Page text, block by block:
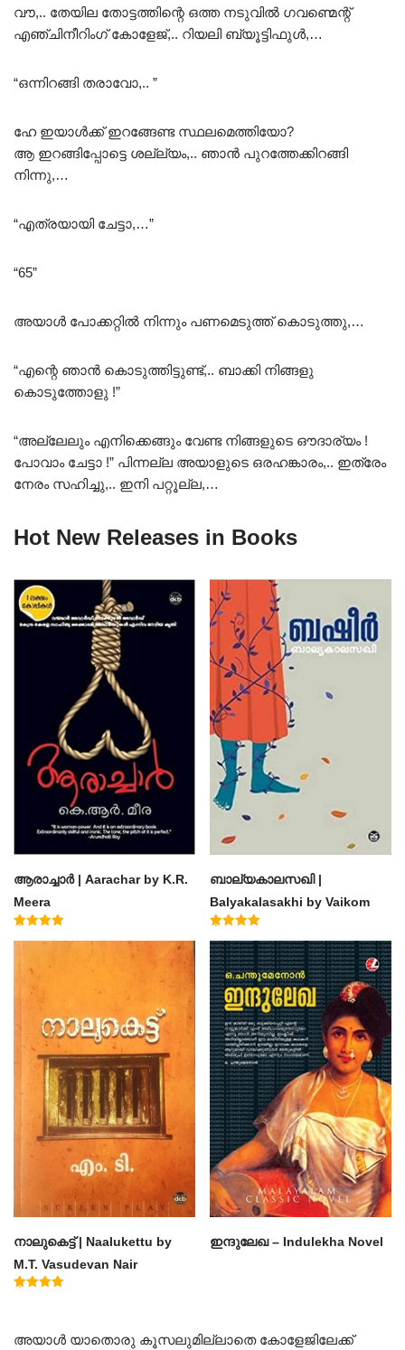
വൗ,.. തേയില തോട്ടത്തിന്റെ ഒത്ത നടുവിൽ ഗവണ്മെന്റ്
എഞ്ചിനീറിംഗ് കോളേജ്,.. റിയലി ബ്യൂട്ടിഫുൾ,…
“ഒന്നിറങ്ങി തരാവോ,.. ”
ഹേ ഇയാൾക്ക് ഇറങ്ങേണ്ട സ്ഥലമെത്തിയോ?
ആ ഇറങ്ങിപ്പോട്ടെ ശല്ല്യം,.. ഞാൻ പുറത്തേക്കിറങ്ങി
നിന്നു,…
“എത്രയായി ചേട്ടാ,…”
“65”
അയാൾ പോക്കറ്റിൽ നിന്നും പണമെടുത്ത് കൊടുത്തു,…
“എന്റെ ഞാൻ കൊടുത്തിട്ടുണ്ട്,.. ബാക്കി നിങ്ങളു
കൊടുത്തോളു !”
“അല്ലേലും എനിക്കെങ്ങും വേണ്ട നിങ്ങളുടെ ഔദാര്യം !
പോവാം ചേട്ടാ !” പിന്നല്ല അയാളുടെ ഒരഹങ്കാരം,.. ഇത്രേം
നേരം സഹിച്ചു,.. ഇനി പറ്റൂല്ല,…
Hot New Releases in Books
ആരാച്ചാര്‍ | Aarachar by K.R.
Meera
ബാല്യകാലസഖി |
Balyakalasakhi by Vaikom
Muhammad Basheer
4.60
out of 5
നാലുകെട്ട് | Naalukettu by
M.T. Vasudevan Nair
ഇന്ദുലേഖ – Indulekha Novel
അയാൾ യാതൊരു കൂസലുമില്ലാതെ കോളേജിലേക്ക്